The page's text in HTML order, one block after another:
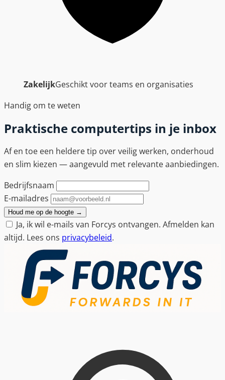
ZakelijkGeschikt voor teams en organisaties
Handig om te weten
Praktische computertips in je inbox
Af en toe een heldere tip over veilig werken, onderhoud
en slim kiezen — aangevuld met relevante aanbiedingen.
Bedrijfsnaam
E-mailadres
Houd me op de hoogte →
Ja, ik wil e-mails van Forcys ontvangen. Afmelden kan
altijd. Lees ons privacybeleid.